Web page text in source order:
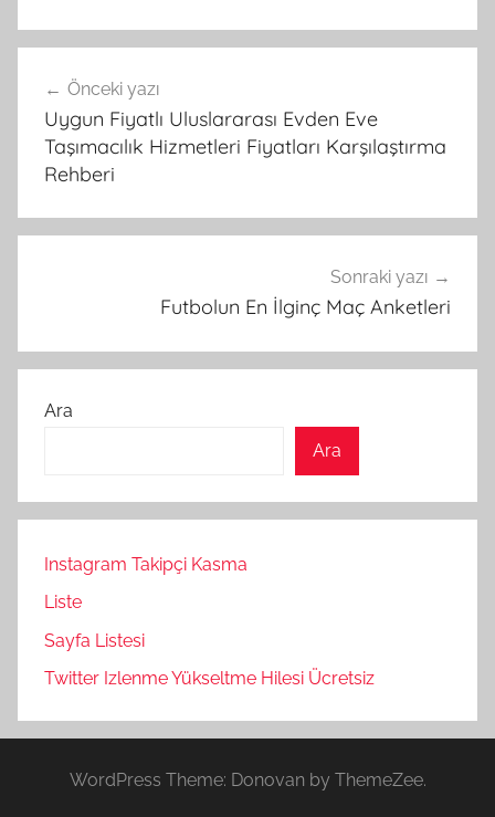
gezinmesi
Önceki yazı
Uygun Fiyatlı Uluslararası Evden Eve
Taşımacılık Hizmetleri Fiyatları Karşılaştırma
Rehberi
Sonraki yazı
Futbolun En İlginç Maç Anketleri
Ara
Ara
Instagram Takipçi Kasma
Liste
Sayfa Listesi
Twitter Izlenme Yükseltme Hilesi Ücretsiz
WordPress Theme: Donovan by ThemeZee.